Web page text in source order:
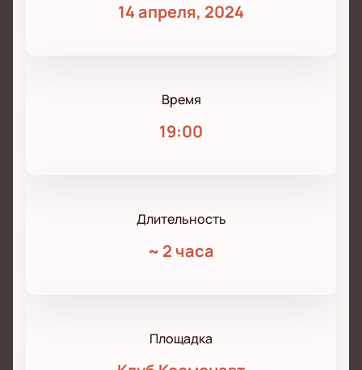
14 апреля, 2024
Время
19:00
Длительность
~ 2 часа
Площадка